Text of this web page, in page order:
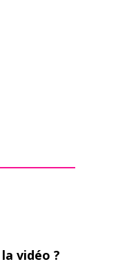
vidéo ?